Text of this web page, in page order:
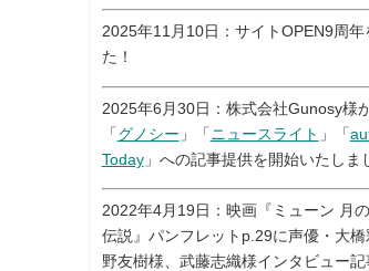
2025年11月10日：サイトOPEN9周年
た！
2025年6月30日：株式会社Gunosy様
「 グノシー 」「 ニュースライト 」「
Today」への記事提供を開始いたしま
2022年4月19日：映画『ミューン 月
伝説』パンフレットp.29に声優・大
野友樹様、武藤志織様インタビュー